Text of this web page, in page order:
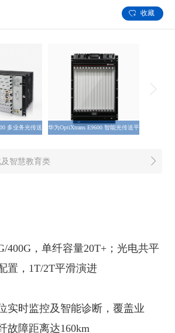
收藏
多业务光传送 华为OptiXtrans E9600 智能光传送平
智慧教育类
400G，单纤容量20T+；光电共平
置，1T/2T平滑演进
实时监控及智能诊断，覆盖业
故障距离达160km